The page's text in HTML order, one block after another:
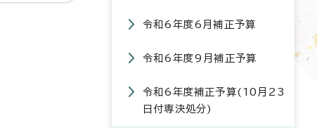
令和6年度6月補正予算
令和6年度9月補正予算
令和6年度補正予算(10月23
日付専決処分)